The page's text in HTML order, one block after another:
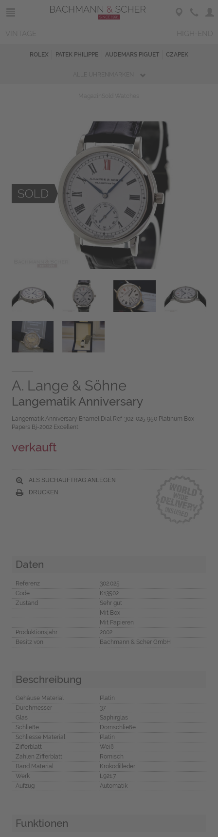
ROLEX PATEK PHILIPPE AUDEMARS PIGUET CZAPEK
A. Lange & Söhne
Langematik Anniversary
Langematik Anniversary Enamel Dial Ref-302-025 950 Platinum Box
Papers Bj-2002 Excellent
verkauft
ALS SUCHAUFTRAG ANLEGEN
DRUCKEN
Daten
Referenz
302.025
Code
K13502
Zustand
Sehr gut
Mit Box
Mit Papieren
Produktionsjahr
2002
Besitz von
Bachmann & Scher GmbH
Beschreibung
Gehäuse Material
Platin
Durchmesser
37
Glas
Saphirglas
Schließe
Dornschließe
Schliesse Material
Platin
Zifferblatt
Weiß
Zahlen Zifferblatt
Römisch
Band Material
Krokodilleder
Werk
L921.7
Aufzug
Automatik
Funktionen